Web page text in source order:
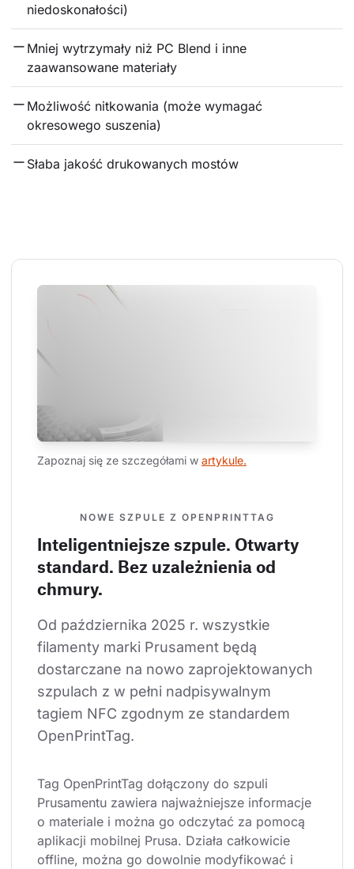
niedoskonałości)
Mniej wytrzymały niż PC Blend i inne
zaawansowane materiały
Możliwość nitkowania (może wymagać
okresowego suszenia)
Słaba jakość drukowanych mostów
Zapoznaj się ze szczegółami w artykule.
NOWE SZPULE Z OPENPRINTTAG
Inteligentniejsze szpule. Otwarty
standard. Bez uzależnienia od
chmury.
Od października 2025 r. wszystkie
filamenty marki Prusament będą
dostarczane na nowo zaprojektowanych
szpulach z w pełni nadpisywalnym
tagiem NFC zgodnym ze standardem
OpenPrintTag.
Tag OpenPrintTag dołączony do szpuli
Prusamentu zawiera najważniejsze informacje
o materiale i można go odczytać za pomocą
aplikacji mobilnej Prusa. Działa całkowicie
offline, można go dowolnie modyfikować i